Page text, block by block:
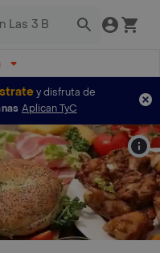
y disfruta de
Aplican TyC